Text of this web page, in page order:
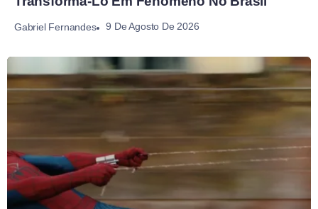
Gabriel Fernandes 9 De Agosto De 2026